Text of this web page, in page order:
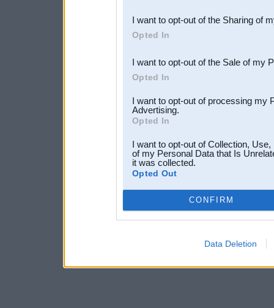
Downstream Participants
third parties.
I want to opt-out of the Sharing of
Opted In
I want to opt-out of the Sale of my
Opted In
I want to opt-out of processing my
Advertising.
Opted In
I want to opt-out of Collection,
of my Personal Data that Is
it was collected.
Opted Out
CONFIRM
Data Deletion